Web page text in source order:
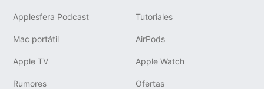
Applesfera Podcast Tutoriales
Mac portátil AirPods
Apple TV Apple Watch
Rumores Ofertas